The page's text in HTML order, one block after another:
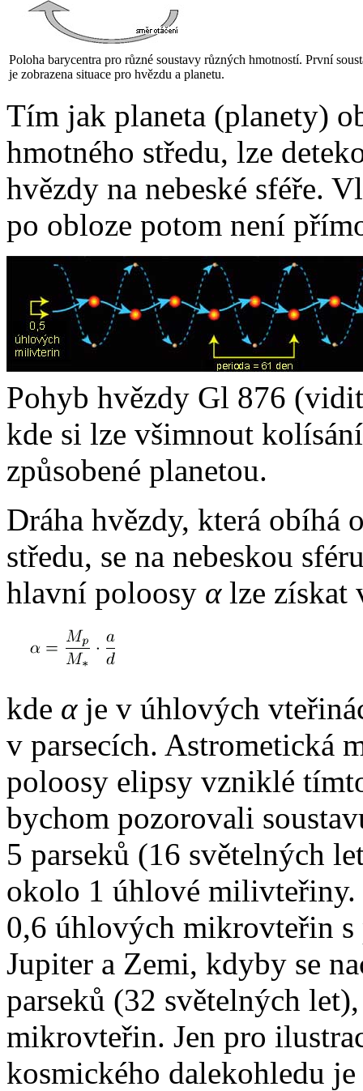
Poloha barycentra pro různé soustavy různých hmotností. První
je zobrazena situace pro hvězdu a planetu.
Tím jak planeta (planety)
hmotného středu, lze
hvězdy na nebeské sféře.
po obloze potom není
Pohyb hvězdy Gl 876
kde si lze všimnout
způsobené planetou.
Dráha hvězdy, která obíhá
středu, se na nebeskou
hlavní poloosy αlze získat
kde αje v úhlových
v parsecích. Astrometická
poloosy elipsy vzniklé
bychom pozorovali
5 parseků (16 světelných
okolo 1 úhlové
0,6 úhlových mikrovteřin
Jupiter a Zemi, kdyby se
parseků (32 světelných
mikrovteřin. Jen pro
kosmického dalekohledu